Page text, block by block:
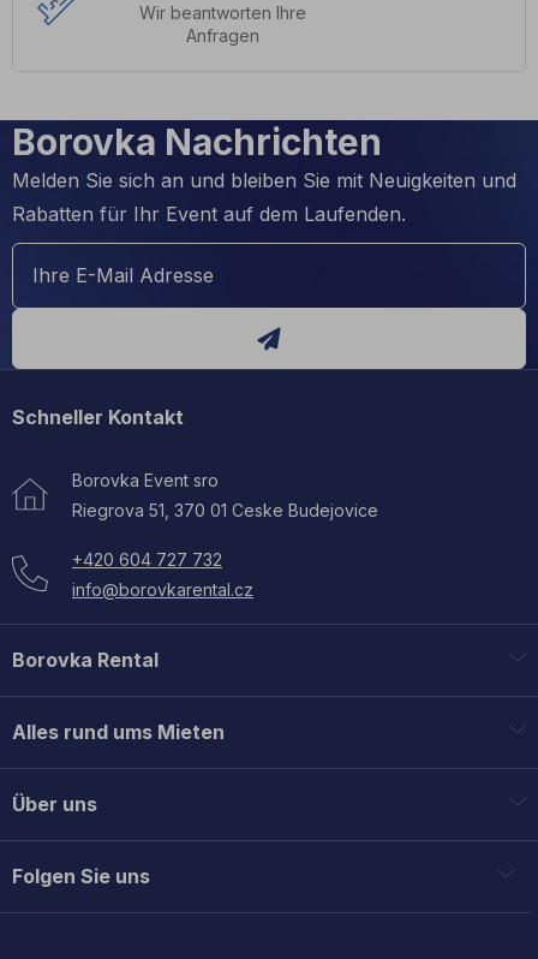
Wir beantworten Ihre
Anfragen
Borovka Nachrichten
Melden Sie sich an und bleiben Sie mit Neuigkeiten und
Rabatten für Ihr Event auf dem Laufenden.
Schneller Kontakt
Borovka Event sro
Riegrova 51, 370 01 Ceske Budejovice
+420 604 727 732
info@borovkarental.cz
Borovka Rental
Miete
Dienstleistungen
Registrierung
Alles rund ums Mieten
Allgemeine Geschäftsbedingungen
Ausrüstungstransport
Persönliche Daten
Häufig gestellte Fragen
Über uns
Kontakt
Exklusive Shows
Folgen Sie uns